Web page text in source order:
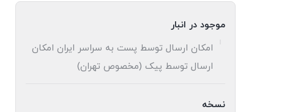
موجود در انبار
امکان ارسال توسط پست به سراسر ایران امکان
ارسال توسط پیک (مخصوص تهران)
نسخه